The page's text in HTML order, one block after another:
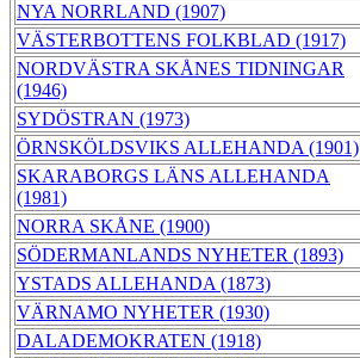
NYA NORRLAND (1907)
VÄSTERBOTTENS FOLKBLAD (1917)
NORDVÄSTRA SKÅNES TIDNINGAR
(1946)
SYDÖSTRAN (1973)
ÖRNSKÖLDSVIKS ALLEHANDA (1901)
SKARABORGS LÄNS ALLEHANDA
(1981)
NORRA SKÅNE (1900)
SÖDERMANLANDS NYHETER (1893)
YSTADS ALLEHANDA (1873)
VÄRNAMO NYHETER (1930)
DALADEMOKRATEN (1918)